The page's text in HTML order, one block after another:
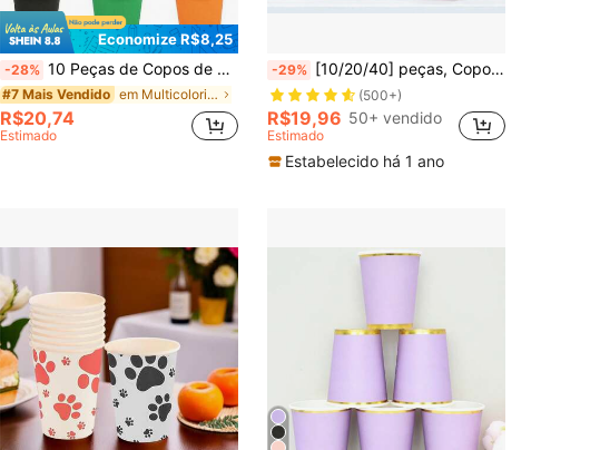
Economize R$8,25
-28% 10 Peças de Copos de Papel Colorido Descartáveis, Copos para Bebidas Frias, Copos de Café, Adereços de Fotografia Adequados para Suco ou Chá, Reuniões de Escritório, Viagens em Família, Copos de Cor Sólida Sem Eletricidade, Comemorações de Feriados, Festas de Aniversário, Chás da Tarde, Festas de Escritório Doméstico, Decoração da Casa, Decoração do Quarto, Armazenamento, Decoração do Jardim, Artesanato Requintado e Combinação da Moda
#7 Mais Vendido em Multicolorido Copos e tampas de papel descartáv
R$20,74
Estimado
-29% [10/20/40] peças, Copos de Papel com Laço Rosa/Preto, Copos Tubo com Laço Rosa para Bebidas Frias, Decoração Doméstica e de Escritório, Lembrancinhas de Festa, Copos de Papel com Laço de 9 Onças para Café, Copos de Festa de Aniversário com Tema de Laço
(500+)
R$19,96 50+ vendido
Estimado
Estabelecido há 1 ano